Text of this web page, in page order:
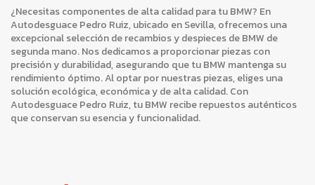
¿Necesitas componentes de alta calidad para tu BMW? En
Autodesguace Pedro Ruiz, ubicado en Sevilla, ofrecemos una
excepcional selección de recambios y despieces de BMW de
segunda mano. Nos dedicamos a proporcionar piezas con
precisión y durabilidad, asegurando que tu BMW mantenga su
rendimiento óptimo. Al optar por nuestras piezas, eliges una
solución ecológica, económica y de alta calidad. Con
Autodesguace Pedro Ruiz, tu BMW recibe repuestos auténticos
que conservan su esencia y funcionalidad.